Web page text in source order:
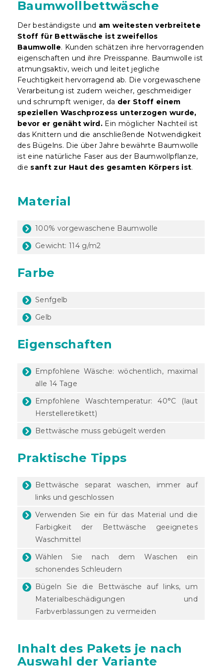
Baumwollbettwäsche
Der beständigste und am weitesten verbreitete
Stoff für Bettwäsche ist zweifellos
Baumwolle. Kunden schätzen ihre hervorragenden
eigenschaften und ihre Preisspanne. Baumwolle ist
atmungsaktiv, weich und leitet jegliche
Feuchtigkeit hervorragend ab. Die vorgewaschene
Verarbeitung ist zudem weicher, geschmeidiger
und schrumpft weniger, da der Stoff einem
speziellen Waschprozess unterzogen wurde,
bevor er genäht wird. Ein möglicher Nachteil ist
das Knittern und die anschließende Notwendigkeit
des Bügelns. Die über Jahre bewährte Baumwolle
ist eine natürliche Faser aus der Baumwollpflanze,
die sanft zur Haut des gesamten Körpers ist.
Material
100% vorgewaschene Baumwolle
Gewicht: 114 g/m2
Farbe
Senfgelb
Gelb
Eigenschaften
Empfohlene Wäsche: wöchentlich, maximal
alle 14 Tage
Empfohlene Waschtemperatur: 40°C (laut
Herstelleretikett)
Bettwäsche muss gebügelt werden
Praktische Tipps
Bettwäsche separat waschen, immer auf
links und geschlossen
Verwenden Sie ein für das Material und die
Farbigkeit der Bettwäsche geeignetes
Waschmittel
Wählen Sie nach dem Waschen ein
schonendes Schleudern
Bügeln Sie die Bettwäsche auf links, um
Materialbeschädigungen und
Farbverblassungen zu vermeiden
Inhalt des Pakets je nach
Auswahl der Variante